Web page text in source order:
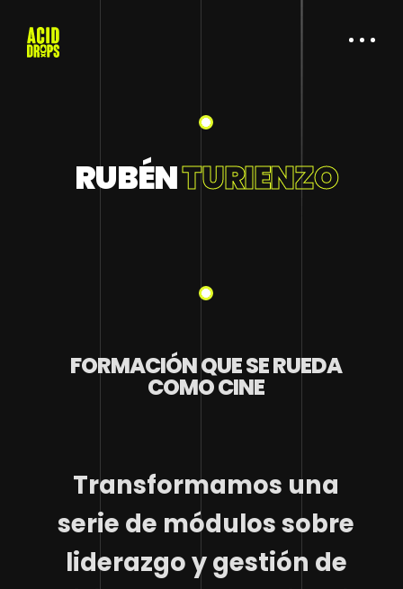
RUBÉNTURIENZO
FORMACIÓN QUE SE RUEDA
COMO CINE
Transformamos una
serie de módulos sobre
liderazgo y gestión de